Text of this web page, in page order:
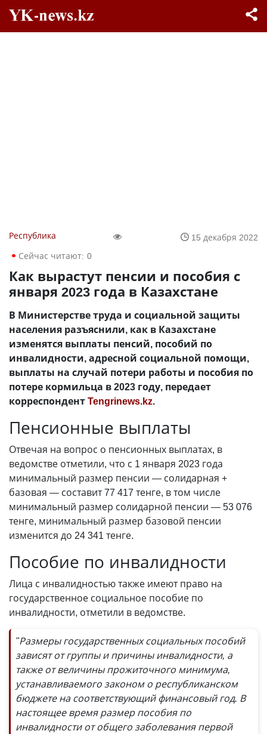
Республика
15 декабря 2022
Сейчас читают: 0
Как вырастут пенсии и пособия с
января 2023 года в Казахстане
В Министерстве труда и социальной защиты
населения разъяснили, как в Казахстане
изменятся выплаты пенсий, пособий по
инвалидности, адресной социальной помощи,
выплаты на случай потери работы и пособия по
потере кормильца в 2023 году, передает
корреспондентTengrinews.kz.
Пенсионные выплаты
Отвечая на вопрос о пенсионных выплатах, в
ведомстве отметили, что с 1 января 2023 года
минимальный размер пенсии — солидарная +
базовая — составит 77 417 тенге, в том числе
минимальный размер солидарной пенсии —53 076
тенге, минимальный размер базовой пенсии
изменится до 24 341 тенге.
Пособие по инвалидности
Лица с инвалидностью также имеют право на
государственное социальное пособие по
инвалидности, отметили в ведомстве.
"Размеры государственных социальных пособий
зависят от группы и причины инвалидности, а
также от величины прожиточного минимума,
устанавливаемого законом о республиканском
бюджете на соответствующий финансовый год. В
настоящее время размер пособия по
инвалидности от общего заболевания первой